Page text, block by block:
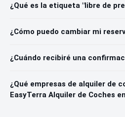
¿Qué es la etiqueta "libre de
¿Cómo puedo cambiar mi
¿Cuándo recibiré una
¿Qué empresas de alquiler de
EasyTerra Alquiler de Coches